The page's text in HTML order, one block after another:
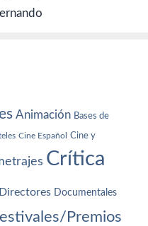
Animación Bases de
Cine Español Cine y
Crítica
Directores Documentales
Premios